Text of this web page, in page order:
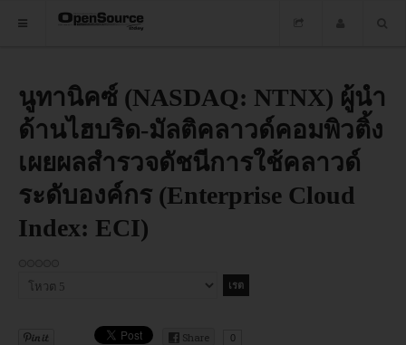
ซอฟต์แวร์
ข่าว
อบรม
DOWNLOAD
นูทานิคซ์ (NASDAQ: NTNX) ผู้นำ
ด้านไฮบริด-มัลติคลาวด์คอมพิวติ้ง
เผยผลสำรวจดัชนีการใช้คลาวด์
ระดับองค์กร (Enterprise Cloud
Index: ECI)
กรุณา
Share
0